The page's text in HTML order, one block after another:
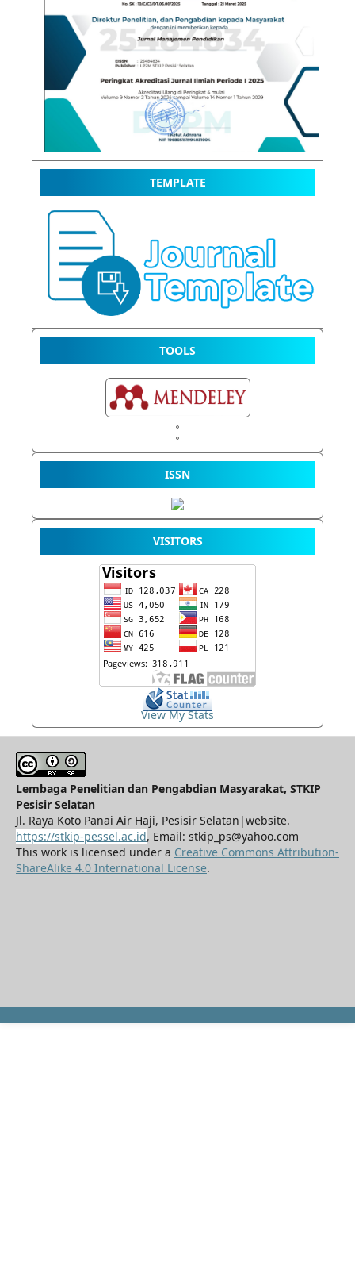
TEMPLATE
TOOLS
ISSN
VISITORS
View My Stats
Lembaga Penelitian dan Pengabdian Masyarakat, STKIP
Pesisir Selatan
Jl. Raya Koto Panai Air Haji, Pesisir Selatan|website.
https://stkip-pessel.ac.id, Email: stkip_ps@yahoo.com
This work is licensed under a Creative Commons Attribution-
ShareAlike 4.0 International License.